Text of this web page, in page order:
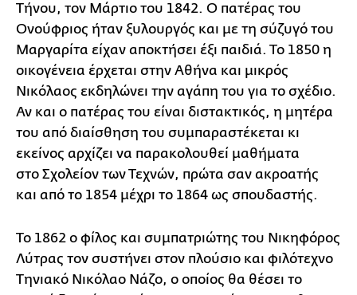
Τήνου, τον Μάρτιο του 1842. Ο πατέρας του
Ονούφριος ήταν ξυλουργός και με τη σύζυγό του
Μαργαρίτα είχαν αποκτήσει έξι παιδιά. Το 1850 η
οικογένεια έρχεται στην Αθήνα και μικρός
Νικόλαος εκδηλώνει την αγάπη του για το σχέδιο.
Αν και ο πατέρας του είναι διστακτικός, η μητέρα
του από διαίσθηση του συμπαραστέκεται κι
εκείνος αρχίζει να παρακολουθεί μαθήματα
στο Σχολείον των Τεχνών, πρώτα σαν ακροατής
και από το 1854 μέχρι το 1864 ως σπουδαστής.
Το 1862 ο φίλος και συμπατριώτης του Νικηφόρος
Λύτρας τον συστήνει στον πλούσιο και φιλότεχνο
Τηνιακό Νικόλαο Νάζο, ο οποίος θα θέσει το